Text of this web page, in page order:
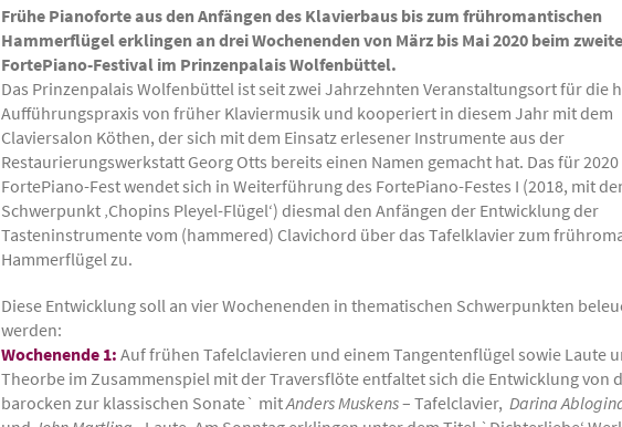
Frühe Pianoforte aus den Anfängen des Klavierbaus bis zum frühromantischen
Hammerflügel erklingen an drei Wochenenden von März bis Mai 2020 beim
FortePiano-Festival im Prinzenpalais Wolfenbüttel.
Das Prinzenpalais Wolfenbüttel ist seit zwei Jahrzehnten Veranstaltungsort für die
Aufführungspraxis von früher Klaviermusik und kooperiert in diesem Jahr mit dem
Claviersalon Köthen, der sich mit dem Einsatz erlesener Instrumente aus der
Restaurierungswerkstatt Georg Otts bereits einen Namen gemacht hat. Das für
FortePiano-Fest wendet sich in Weiterführung des FortePiano-Festes I (2018, mit
Schwerpunkt ‚Chopins Pleyel-Flügel‘) diesmal den Anfängen der Entwicklung der
Tasteninstrumente vom (hammered) Clavichord über das Tafelklavier zum
Hammerflügel zu.
Diese Entwicklung soll an vier Wochenenden in thematischen Schwerpunkten
werden:
Wochenende 1: Auf frühen Tafelclavieren und einem Tangentenflügel sowie Laute
Theorbe im Zusammenspiel mit der Traversflöte entfaltet sich die Entwicklung von
barocken zur klassischen Sonate` mitAnders Muskens– Tafelclavier, Darina